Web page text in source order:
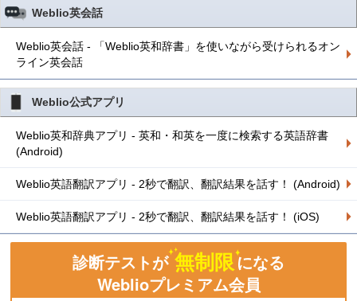
Weblio英会話
Weblio英会話 - 「Weblio英和辞書」を使いながら受けられるオン
ライン英会話
Weblio公式アプリ
Weblio英和辞典アプリ - 英和・和英を一度に検索する英語辞書
(Android)
Weblio英語翻訳アプリ - 2秒で翻訳、翻訳結果を話す！ (Android)
Weblio英語翻訳アプリ - 2秒で翻訳、翻訳結果を話す！ (iOS)
診断テストが 無制限になる
Weblioプレミアム会員